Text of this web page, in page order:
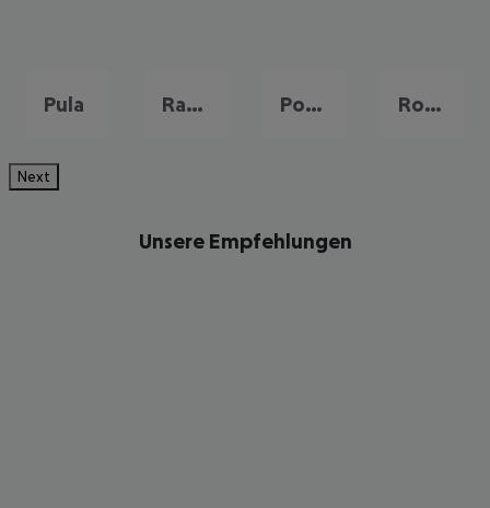
Pula Rabac Porec Rovinj
Next
Unsere Empfehlungen